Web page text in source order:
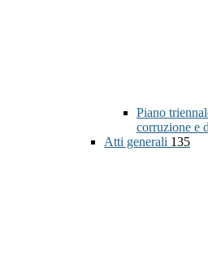
Piano
corruzione e
Atti generali 135